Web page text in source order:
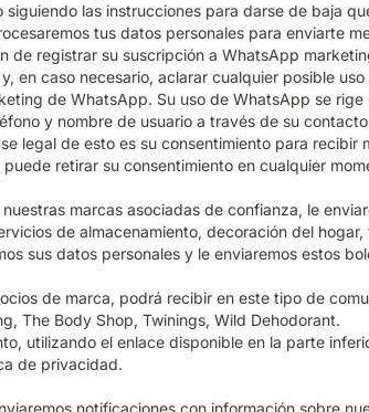
las instrucciones para darse de baja
tus datos personales para enviarte
registrar su suscripción a WhatsApp
caso necesario, aclarar cualquier posible
de WhatsApp. Su uso de WhatsApp se
y nombre de usuario a través de su
legal de esto es su consentimiento para
retirar su consentimiento en cualquier
marcas asociadas de confianza, le
de almacenamiento, decoración del
sus datos personales y le enviaremos estos
de marca, podrá recibir en este tipo de
The Body Shop, Twinings, Wild Dehodorant.
utilizando el enlace disponible en la parte
de privacidad.
notificaciones con información sobre